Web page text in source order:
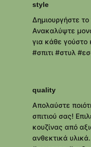
style
Δημιουργήστε το
Ανακαλύψτε
για κάθε
#σπιτι #στυλ
quality
Απολαύστε
σπιτιού σας!
κουζίνας από
ανθεκτικά υλικά.